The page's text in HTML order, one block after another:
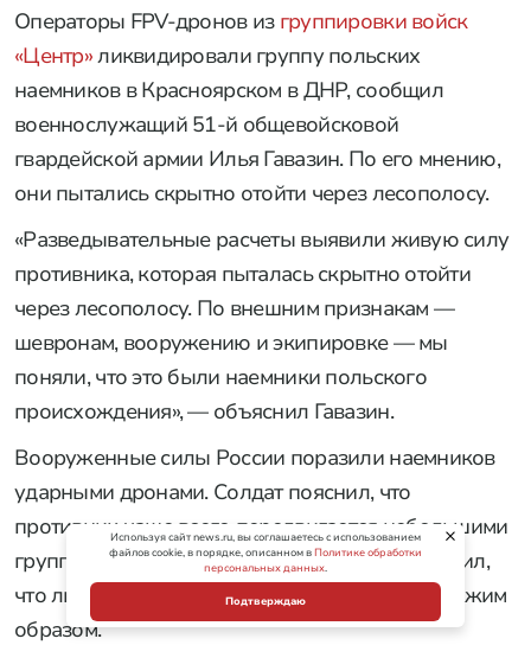
Операторы FPV-дронов из группировки войск
«Центр»ликвидировали группу польских
наемников в Красноярском в ДНР, сообщил
военнослужащий 51-й общевойсковой
гвардейской армии Илья Гавазин. По его мнению,
они пытались скрытно отойти через лесополосу.
«Разведывательные расчеты выявили живую силу
противника, которая пыталась скрытно отойти
через лесополосу. По внешним признакам —
шевронам, вооружению и экипировке — мы
поняли, что это были наемники польского
происхождения», — объяснил Гавазин.
Вооруженные силы России поразили наемников
ударными дронами. Солдат пояснил, что
противник чаще всего передвигается небольшими
группами по два-три человека. Гавазин добавил,
что ликвидированная группа действовала схожим
образом.
Используя сайт news.ru, вы соглашаетесь с использованием
файлов cookie, в порядке, описанном вПолитике обработки
персональных данных.
Подтверждаю